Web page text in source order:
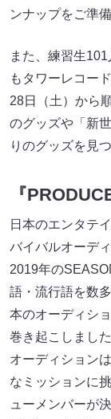
ンナップをご準
また、練習生
もタワーレコー
28日（土）から
のグッズや「新
りのグッズを見
『
日本のエンタテ
バイバルオーデ
2019年の
語・流行語を数
本のオーディシ
巻き起こしました
オーディション
なミッションに
ューメンバーが